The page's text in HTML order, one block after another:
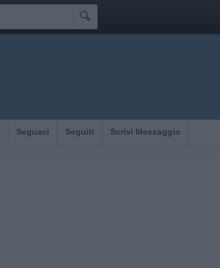

Seguaci Seguiti Scrivi Messaggio